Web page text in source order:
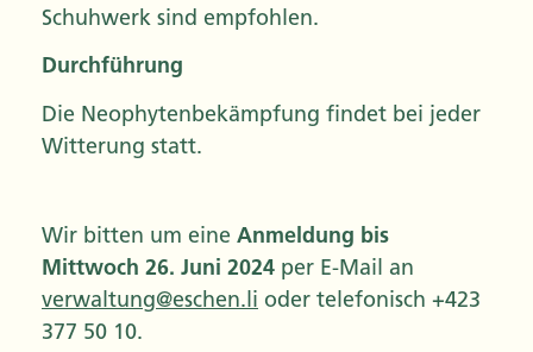
Schuhwerk sind empfohlen.
Durchführung
Die Neophytenbekämpfung findet bei jeder
Witterung statt.
Wir bitten um eine Anmeldung bis
Mittwoch 26. Juni 2024 per E-Mail an
verwaltung@eschen.li oder telefonisch +423
377 50 10.